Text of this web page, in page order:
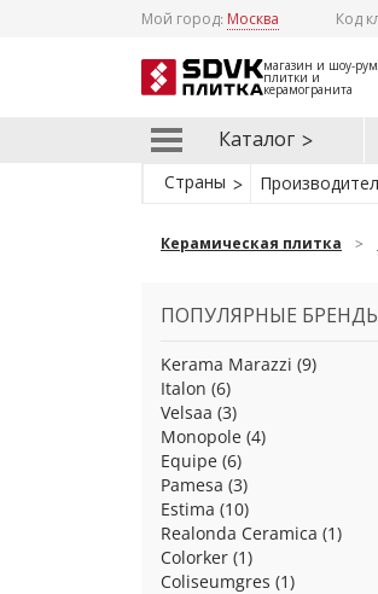
Мой город: Москва Код
магазин и шоу-рум
плитки и
керамогранита
Каталог
Страны
Керамическая плитка
ПОПУЛЯРНЫЕ
Kerama Marazzi (9)
Italon (6)
Velsaa (3)
Monopole (4)
Equipe (6)
Pamesa (3)
Estima (10)
Realonda Ceramica (1)
Colorker (1)
Coliseumgres (1)